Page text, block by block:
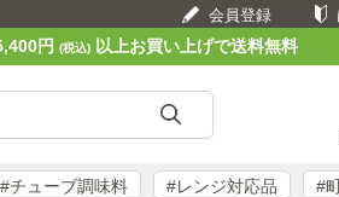
会員登録
円 (税込)以上お買い上げで送料無料
#チューブ調味料 #レンジ対応品 #